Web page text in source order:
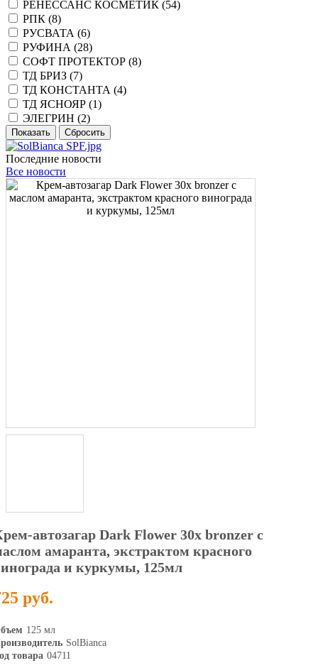
РЕНЕССАНС КОСМЕТИК (54)
РПК (8)
РУСВАТА (6)
РУФИНА (28)
СОФТ ПРОТЕКТОР (8)
ТД БРИЗ (7)
ТД КОНСТАНТА (4)
ТД ЯСНОЯР (1)
ЭЛЕГРИН (2)
Последние новости
Все новости
автозагар Dark Flower 30х bronzer с
амаранта, экстрактом красного
и куркумы, 125мл
руб.
125 мл
SolBianca
товара 04711